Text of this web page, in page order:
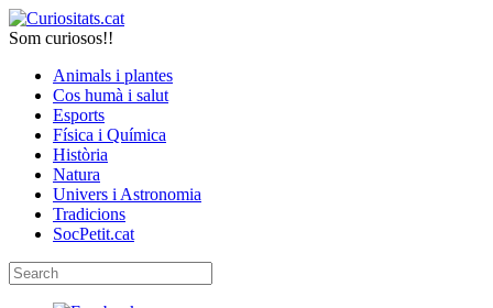
Som curiosos!!
Animals i plantes
Cos humà i salut
Esports
Física i Química
Història
Natura
Univers i Astronomia
Tradicions
SocPetit.cat